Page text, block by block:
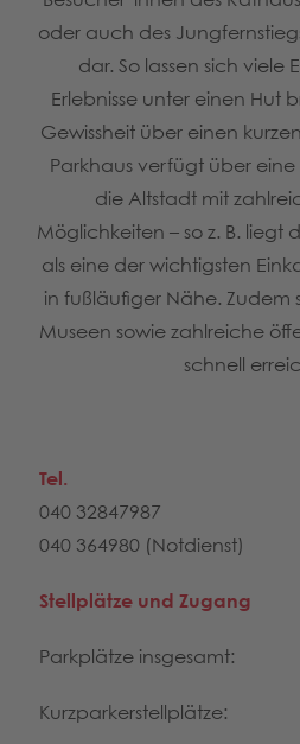
oder auch des
dar. So lassen sich viele
Erlebnisse unter einen Hut
Gewissheit über einen
Parkhaus verfügt über
die Altstadt mit
Möglichkeiten – so z. B. liegt
als eine der wichtigsten
in fußläufiger Nähe. Zudem
Museen sowie zahlreiche
schnell
Tel.
040 32847987
040 364980 (Notdienst)
Stellplätze und Zugang
Parkplätze insgesamt:
Kurzparkerstellplätze: